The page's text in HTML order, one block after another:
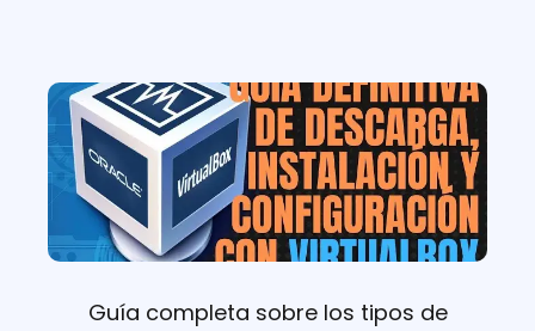
Guía completa sobre los tipos de